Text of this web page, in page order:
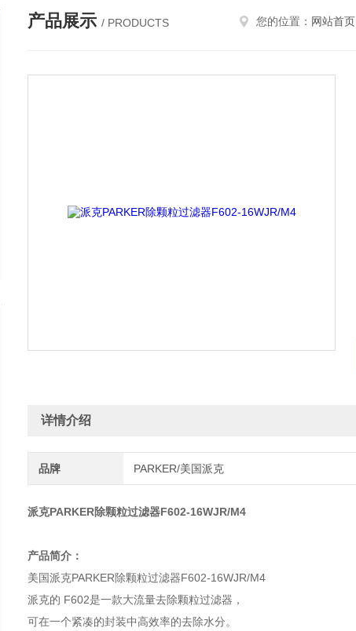
产品展示 / PRODUCTS 您的位置： 网站首页
详情介绍
品牌 PARKER/美国派克
派克PARKER除颗粒过滤器F602-16WJR/M4
产品简介：
美国派克PARKER除颗粒过滤器F602-16WJR/M4
派克的 F602是一款大流量去除颗粒过滤器，
可在一个紧凑的封装中高效率的去除水分。